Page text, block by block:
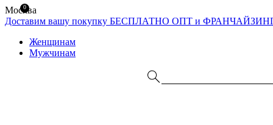
Москва
Доставим вашу покупку БЕСПЛАТНО ОПТ и
Женщинам
Мужчинам
0